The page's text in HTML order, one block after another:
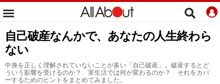
自己破産なんかで、あなたの人生終わら
ない
中身を正しく理解されていないことが多い「自己破産」。破産するとど
ういう影響を受けるのか？ 実生活では何が変わるのか？ それをカバ
ーするためのヒントをまとめてみました。